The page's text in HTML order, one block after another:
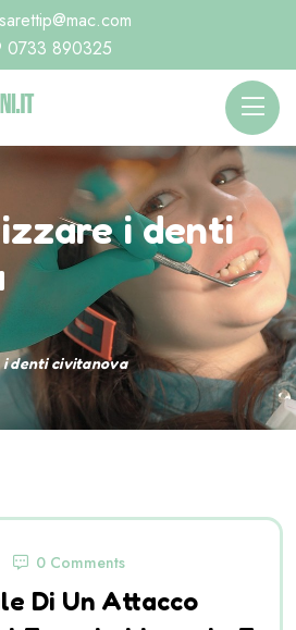
0733 890325
i denti
denti civitanova
0 Comments
Di Un Attacco